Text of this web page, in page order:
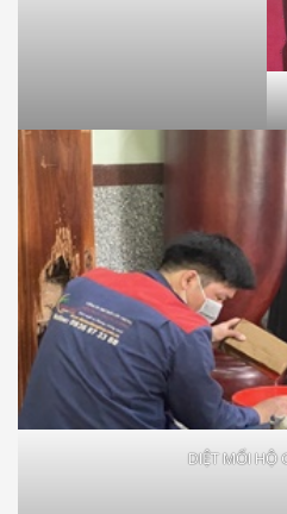
DIỆT MỐI HỘ